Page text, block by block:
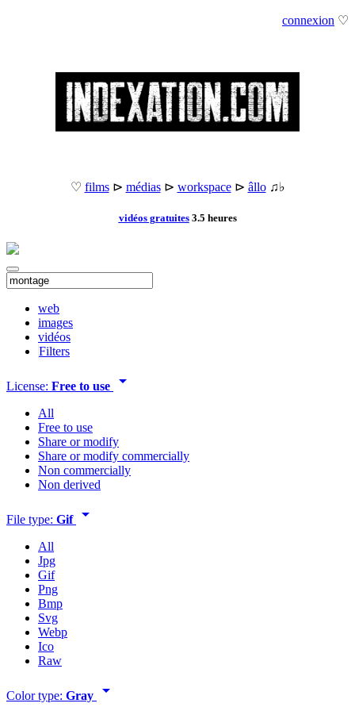
connexion ♡
♡ films⊳ médias⊳ workspace⊳ âllo♫♭
vidéos gratuites3.5 heures
web
images
vidéos
Filters
License: Free to use arrow_drop_down
All
Free to use
Share or modify
Share or modify commercially
Non commercially
Non derived
File type: Gif arrow_drop_down
All
Jpg
Gif
Png
Bmp
Svg
Webp
Ico
Raw
Color type: Gray arrow_drop_down